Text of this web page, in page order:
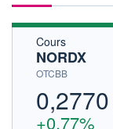
Cours
NORDX
OTCBB
0,2770
+0,77%